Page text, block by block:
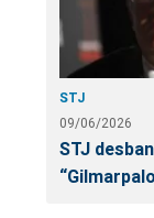
STJ
09/06/2026
STJ